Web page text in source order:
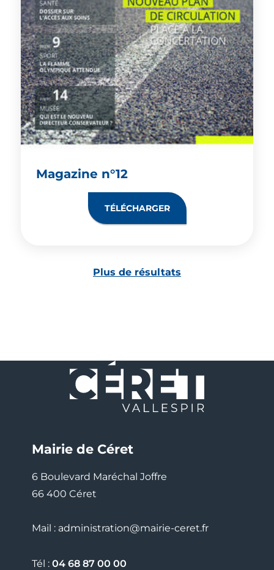
Magazine n°12
TÉLÉCHARGER
Plus de résultats
Mairie de Céret
6 Boulevard Maréchal Joffre
66 400 Céret
Mail : administration@mairie-ceret.fr
Tél : 04 68 87 00 00